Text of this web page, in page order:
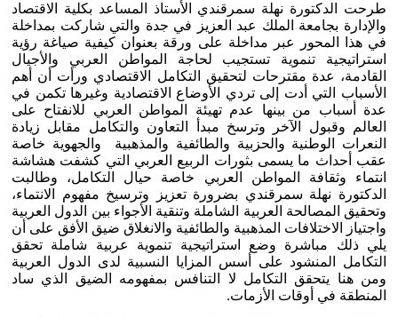
طرحت الدكتورة نهلة سمرقندي الأستاذ المساعد بكلية الاقتصاد
والإدارة بجامعة الملك عبد العزيز في جدة والتي شاركت بمداخلة
في هذا المحور عبر مداخلة على ورقة بعنوان كيفية صياغة رؤية
استراتيجية تنموية تستجيب لحاجة المواطن العربي والأجيال
القادمة، عدة مقترحات لتحقيق التكامل الاقتصادي ورأت أن أهم
الأسباب التي أدت إلى تردي الأوضاع الاقتصادية وغيرها تكمن في
عدة أسباب من بينها عدم تهيئة المواطن العربي للانفتاح على
العالم وقبول الآخر وترسخ مبدأ التعاون والتكامل مقابل زيادة
النعرات الوطنية والحزبية والطائفية والمذهبية والجهوية خاصة
عقب أحداث ما يسمى بثورات الربيع العربي التي كشفت هشاشة
انتماء وثقافة المواطن العربي خاصة حيال التكامل، وطالبت
الدكتورة نهلة سمرقندي بضرورة تعزيز وترسيخ مفهوم الانتماء،
وتحقيق المصالحة العربية الشاملة وتنقية الأجواء بين الدول العربية
واجتياز الاختلافات المذهبية والطائفية والانغلاق ضيق الأفق على أن
يلي ذلك مباشرة وضع استراتيجية تنموية عربية شاملة تحقق
التكامل المنشود على أسس المزايا النسبية لدى الدول العربية
ومن هنا يتحقق التكامل لا التنافس بمفهومه الضيق الذي ساد
المنطقة في أوقات الأزمات.